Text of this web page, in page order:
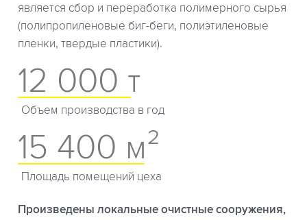
является сбор и переработка полимерного сырья
(полипропиленовые биг-беги, полиэтиленовые
пленки, твердые пластики).
12 000 т
Объем производства в год
15 400 м²
Площадь помещений цеха
Произведены локальные очистные сооружения,